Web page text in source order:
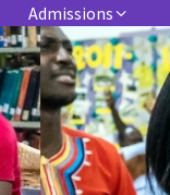
Admissions